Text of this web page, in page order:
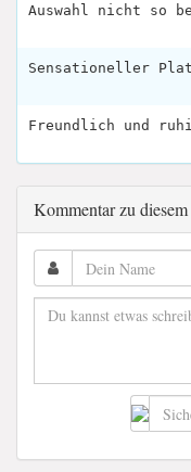
Auswahl nicht so
Sensationeller
Freundlich und
Kommentar zu